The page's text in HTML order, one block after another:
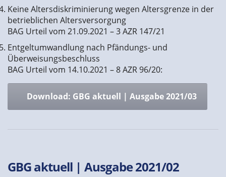
Keine Altersdiskriminierung wegen Altersgrenze in der
betrieblichen Altersversorgung
BAG Urteil vom 21.09.2021 – 3 AZR 147/21
Entgeltumwandlung nach Pfändungs- und
Überweisungsbeschluss
BAG Urteil vom 14.10.2021 – 8 AZR 96/20:
Download: GBG aktuell | Ausgabe 2021/03
GBG aktuell | Ausgabe 2021/02